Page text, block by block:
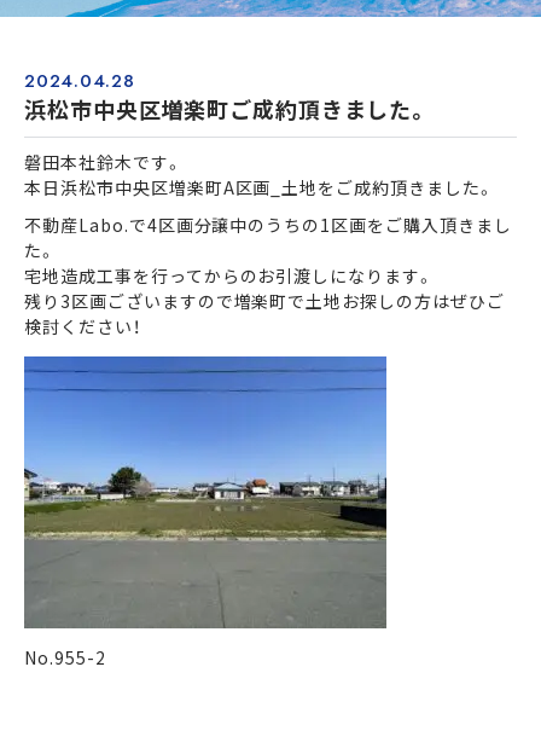
店舗紹介
簡単！不動産査定
まずは何でもお気軽に
お問い合わせ・ご相談ください！
イイナミ
0120-41-1173
メールでお問い合わせ
LINEでお問い合わせ
2024.04.28
浜松市中央区増楽町ご成約頂きました。
磐田本社鈴木です。
本日浜松市中央区増楽町A区画_土地をご成約頂きました。
不動産Labo.で4区画分譲中のうちの1区画をご購入頂きまし
た。
宅地造成工事を行ってからのお引渡しになります。
残り3区画ございますので増楽町で土地お探しの方はぜひご
検討ください！
No.955-2